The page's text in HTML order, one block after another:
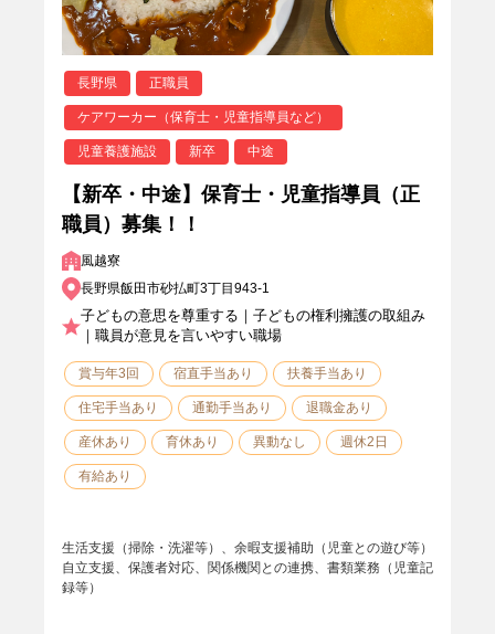
長野県 正職員
ケアワーカー（保育士・児童指導員など）
児童養護施設 新卒 中途
【新卒・中途】保育士・児童指導員（正
職員）募集！！
風越寮
長野県飯田市砂払町3丁目943-1
子どもの意思を尊重する｜子どもの権利擁護の取組み
｜職員が意見を言いやすい職場
賞与年3回 宿直手当あり 扶養手当あり
住宅手当あり 通勤手当あり 退職金あり
産休あり 育休あり 異動なし 週休2日
有給あり
生活支援（掃除・洗濯等）、余暇支援補助（児童との遊び等）
自立支援、保護者対応、関係機関との連携、書類業務（児童記
録等）